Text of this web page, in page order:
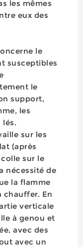
les mêmes
eux des
le
susceptibles
le
support,
les
lés.
sur les
(après
sur le
nécessité de
la flamme
chauffer. En
verticale
à genou et
avec des
avec un